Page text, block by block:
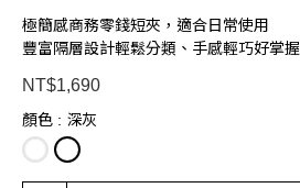
極簡感商務零錢短夾，適合日常使用
豐富隔層設計輕鬆分類、手感輕巧好掌握
NT$1,690
顏色 : 深灰